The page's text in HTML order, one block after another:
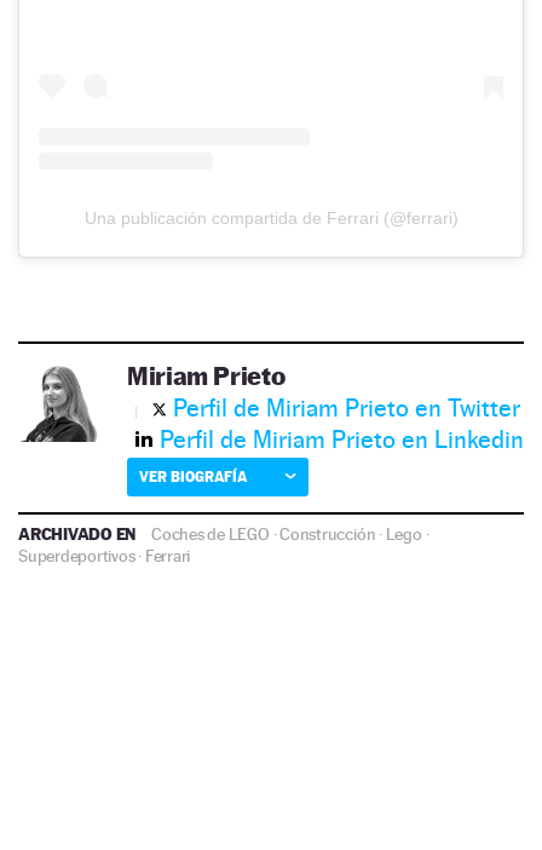
Una publicación compartida de Ferrari (@ferrari)
Miriam Prieto
Perfil de Miriam Prieto en Twitter
Perfil de Miriam Prieto en Linkedin
VER BIOGRAFÍA
ARCHIVADO EN Coches de LEGO ·Construcción · Lego ·
Superdeportivos· Ferrari